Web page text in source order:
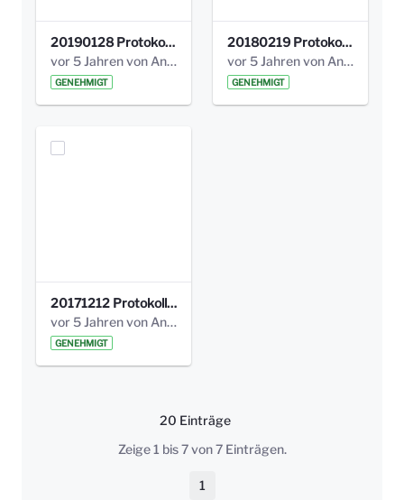
20190128 Protokoll der Projektgruppe Olgäle.pdf
vor 5 Jahren von Anni Schlumberger
GENEHMIGT
20180219 Protokoll der Projektgruppe Olgaele2012.pdf
vor 5 Jahren von Anni Schlumberger
GENEHMIGT
20171212 Protokoll-Klettergerüst-3b-neu-.pdf
vor 5 Jahren von Anni Schlumberger
GENEHMIGT
20 Einträge
Pro Seite
Zeige 1 bis 7 von 7 Einträgen.
Seite
1